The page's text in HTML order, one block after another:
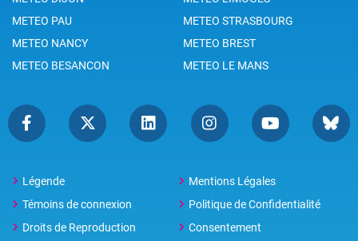
METEO PAU
METEO STRASBOURG
METEO NANCY
METEO BREST
METEO BESANCON
METEO LE MANS
Légende
Mentions Légales
Témoins de connexion
Politique de Confidentialité
Droits de Reproduction
Consentement